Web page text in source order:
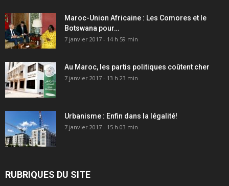
Maroc-Union Africaine : Les Comores et le
Botswana pour…
7 janvier 2017 - 14 h 59 min
Au Maroc, les partis politiques coûtent cher
7 janvier 2017 - 13 h 23 min
Urbanisme : Enfin dans la légalité!
7 janvier 2017 - 15 h 03 min
RUBRIQUES DU SITE